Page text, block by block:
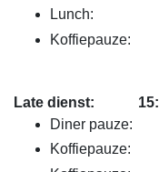
Lunch:
Koffiepauze:
Late dienst:
Diner pauze:
Koffiepauze: